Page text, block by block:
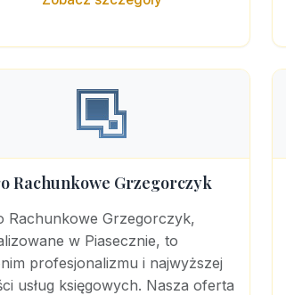
Rachunkowe Grzegorczyk
Rachunkowe Grzegorczyk,
w Piasecznie, to
profesjonalizmu i najwyższej
usług księgowych. Nasza oferta